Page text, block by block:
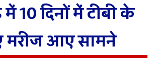
10 दिनों में टीबी के
मरीज आए सामने